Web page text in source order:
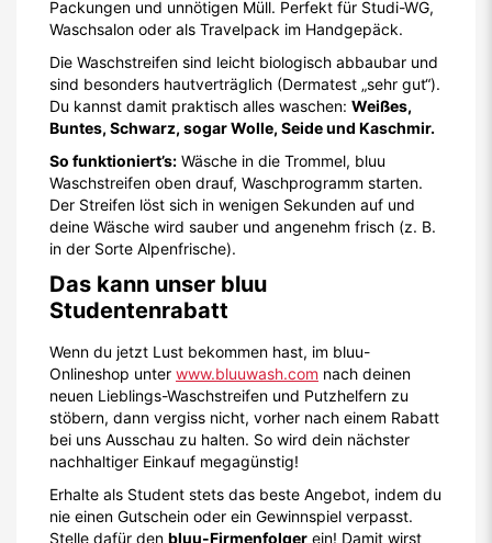
Packungen und unnötigen Müll. Perfekt für Studi-WG,
Waschsalon oder als Travelpack im Handgepäck.
Die Waschstreifen sind leicht biologisch abbaubar und
sind besonders hautverträglich (Dermatest „sehr gut“).
Du kannst damit praktisch alles waschen: Weißes,
Buntes, Schwarz, sogar Wolle, Seide und Kaschmir.
So funktioniert’s: Wäsche in die Trommel, bluu
Waschstreifen oben drauf, Waschprogramm starten.
Der Streifen löst sich in wenigen Sekunden auf und
deine Wäsche wird sauber und angenehm frisch (z. B.
in der Sorte Alpenfrische).
Das kann unser bluu
Studentenrabatt
Wenn du jetzt Lust bekommen hast, im bluu-
Onlineshop unter www.bluuwash.com nach deinen
neuen Lieblings-Waschstreifen und Putzhelfern zu
stöbern, dann vergiss nicht, vorher nach einem Rabatt
bei uns Ausschau zu halten. So wird dein nächster
nachhaltiger Einkauf megagünstig!
Erhalte als Student stets das beste Angebot, indem du
nie einen Gutschein oder ein Gewinnspiel verpasst.
Stelle dafür den bluu-Firmenfolger ein! Damit wirst